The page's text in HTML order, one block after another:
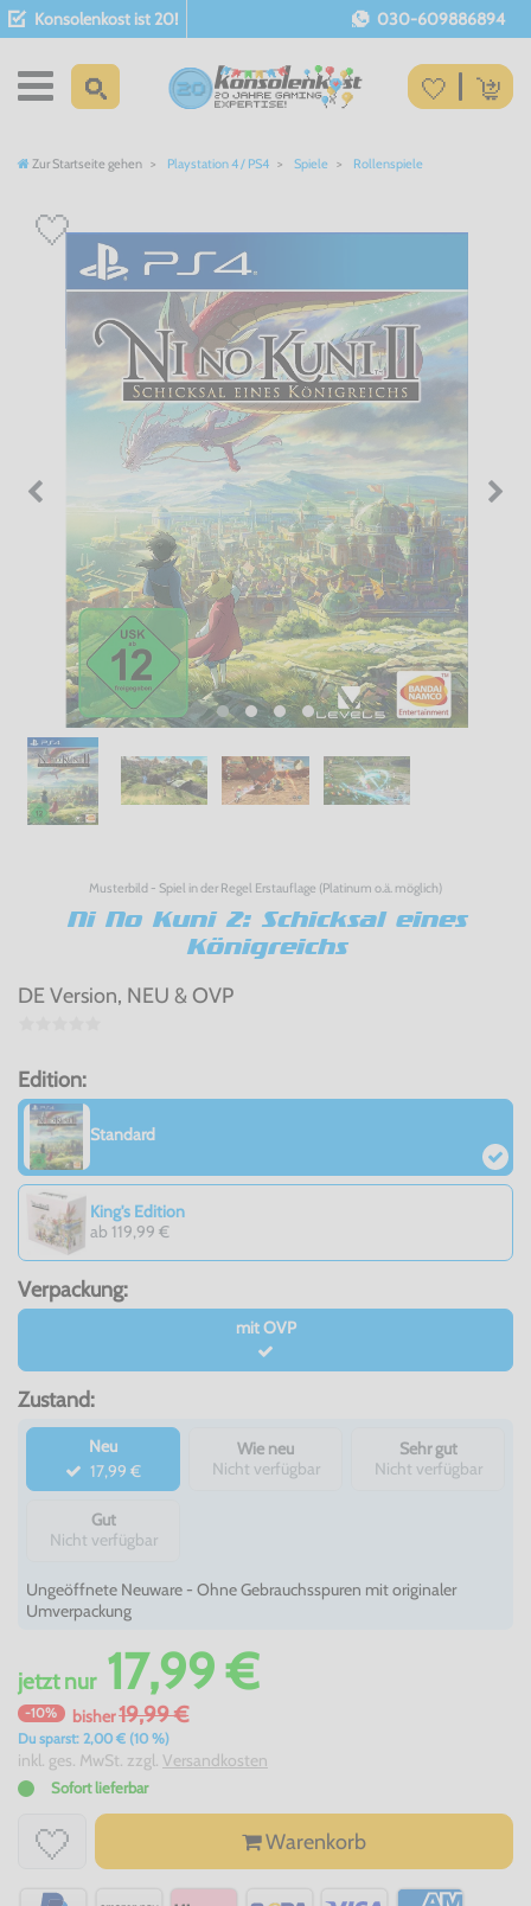
Konsolenkost ist 20! 030-609886894
Zur Startseite gehen Playstation 4 / PS4 Spiele Rollenspiele
Musterbild - Spiel in der Regel Erstauflage (Platinum o.ä. möglich)
Ni No Kuni 2: Schicksal eines
Königreichs
DE Version, NEU & OVP
Edition:
Standard
King's Edition
ab 119,99 €
Verpackung:
mit OVP
Zustand:
Neu
17,99 €
Wie neu
Nicht verfügbar
Sehr gut
Nicht verfügbar
Gut
Nicht verfügbar
Ungeöffnete Neuware - Ohne Gebrauchsspuren mit originaler
Umverpackung
jetztnur17,99 €
-10% bisher19,99 €
Du sparst: 2,00 € (10 %)
inkl. ges. MwSt. zzgl. Versandkosten
Sofort lieferbar
Warenkorb